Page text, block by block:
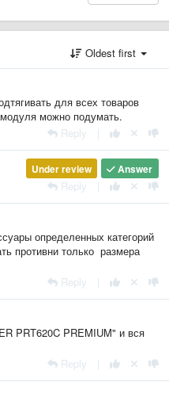
Oldest first
для всех товаров
модуля можно подумать.
Reply
Answer
Under review
Reply
определенных категорий
противни только размера
Reply
PRT620C PREMIUM" и вся
Reply